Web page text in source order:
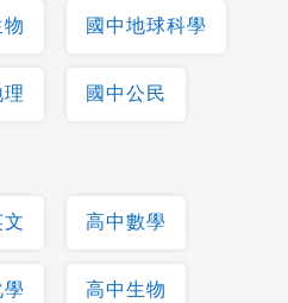
物 國中地球科學
理 國中公民
高中數學
學 高中生物